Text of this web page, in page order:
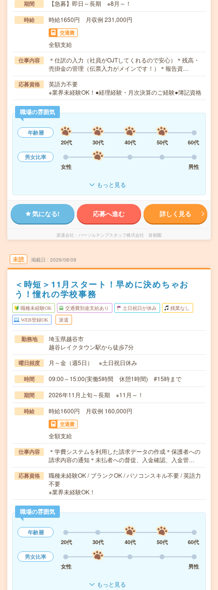
期間 【急募】即日～長期 ※8月～！
時給 時給1650円 月収例 231,000円
交通費
全額支給
仕事内容
＊仕訳の入力（社員がOJTしてくれるので安心）＊残高・
売掛金の管理（伝票入力がメインです！）＊報告資…
応募資格
英語力不要
※業界未経験OK！●経理経験・月次決算のご経験●簿記資格
職場の雰囲気
年齢層
20代
30代 40代 50代
60代
男女比率
女性
男性
もっと見る
気になる! 応募へ進む 詳しく見る
派遣会社 パーソルテンプスタッフ株式会社 首都圏
未読 掲載日 2026/08/09
＜時短＞11月スタート！早めに決めちゃお
う！憧れの学校事務
職種未経験OK 交通費別途支給あり 土日祝日が休み 残業なし
WEB登録OK 派遣
勤務地
埼玉県越谷市
越谷レイクタウン駅から徒歩7分
曜日頻度 月～金（週5日） ※土日祝日休み
時間 09:00～15:00(実働5時間 休憩1時間) #15時まで
期間 2026年11月上旬～長期 ※11月～！
時給 時給1600円 月収例 160,000円
交通費
全額支給
仕事内容
＊学費システムを利用した請求データの作成＊保護者への
請求内容の通知＊未払者への督促、入金確認、入金管…
応募資格
職種未経験OK / ブランクOK / パソコンスキル不要 / 英語力
不要
※業界未経験OK！
職場の雰囲気
年齢層
20代
30代 40代 50代
60代
男女比率
女性
男性
もっと見る